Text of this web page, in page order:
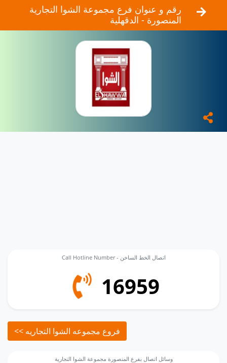
رقم و عنوان فرع مجموعة الشوا التجارية
المنصورة - الدقهلية
Call Hotline Number - اتصال الخط الساخن
16959
<< فروع مجموعه الشوا التجاريه
وسائل اتصال بفرع المنصورة مجموعة الشوا التجارية